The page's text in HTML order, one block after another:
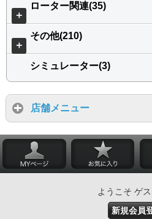
＋
ローター関連(35)
＋
その他(210)
シミュレーター(3)
店舗メニュー
ようこそ ゲ
新規会員